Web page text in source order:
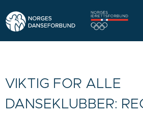
VIKTIG FOR ALLE
DANSEKLUBBER: